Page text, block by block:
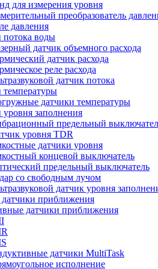
для измерения уровня
преобразователь
давления
потока воды
датчик объемного расхода
датчик расхода
реле расхода
датчик потока
температуры
датчики температуры
уровня заполнения
предельный
уровня TDR
датчики уровня
концевой выключатель
предельный выключатель
со свободным лучом
датчик уровня
приближения
датчики приближения
датчики MultiTask
исполнение